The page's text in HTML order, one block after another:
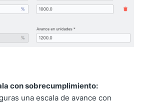
con sobrecumplimiento:
una escala de avance con